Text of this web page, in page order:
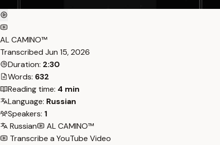
AL CAMINO™
Transcribed Jun 15, 2026
Duration: 2:30
Words: 632
Reading time: 4 min
Language: Russian
Speakers: 1
Russian
AL CAMINO™
Transcribe a YouTube Video